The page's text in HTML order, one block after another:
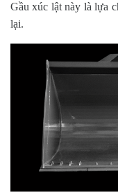
Gầu xúc lật này là lựa
lại.